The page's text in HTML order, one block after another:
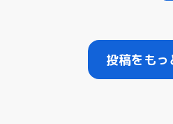
投稿をもっ